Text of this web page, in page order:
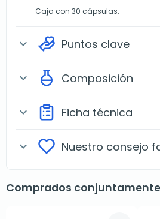
Caja con 30 cápsulas.
expand_more Puntos clave
expand_more Composición
expand_more Ficha técnica
expand_more Nuestro consejo
Comprados conjuntamente